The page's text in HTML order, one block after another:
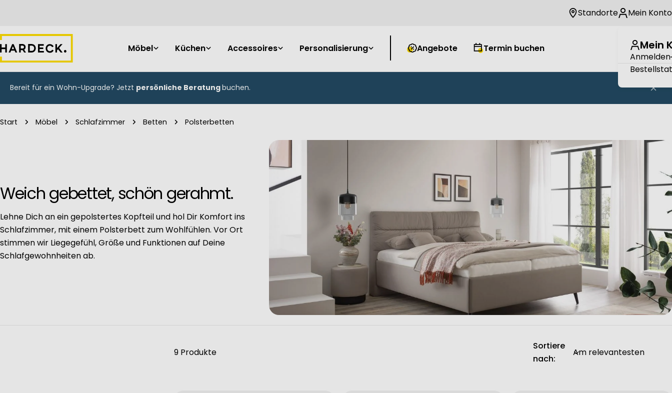
springen
Standorte Mein Konto
Mein
Anmelden
Möbel Küchen Accessoires Personalisierung Angebote Termin buchen
Bereit für ein Wohn-Upgrade? Jetzt persönliche Beratungbuchen.
Start Möbel Schlafzimmer Betten Polsterbetten
Weich gebettet, schön gerahmt.
Lehne Dich an ein gepolstertes Kopfteil und hol Dir Komfort ins
Schlafzimmer, mit einem Polsterbett zum Wohlfühlen. Vor Ort
stimmen wir Liegegefühl, Größe und Funktionen auf Deine
Schlafgewohnheiten ab.
9 Produkte
Sortiere
nach: